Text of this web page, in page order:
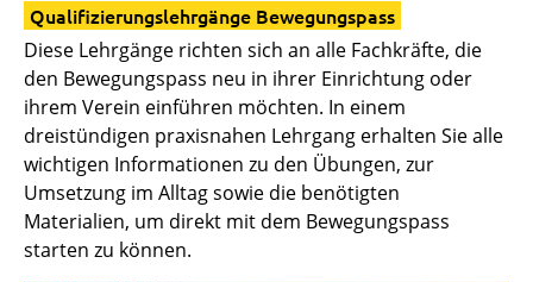
Qualifizierungslehrgänge Bewegungspass
Diese Lehrgänge richten sich an alle Fachkräfte, die
den Bewegungspass neu in ihrer Einrichtung oder
ihrem Verein einführen möchten. In einem
dreistündigen praxisnahen Lehrgang erhalten Sie alle
wichtigen Informationen zu den Übungen, zur
Umsetzung im Alltag sowie die benötigten
Materialien, um direkt mit dem Bewegungspass
starten zu können.